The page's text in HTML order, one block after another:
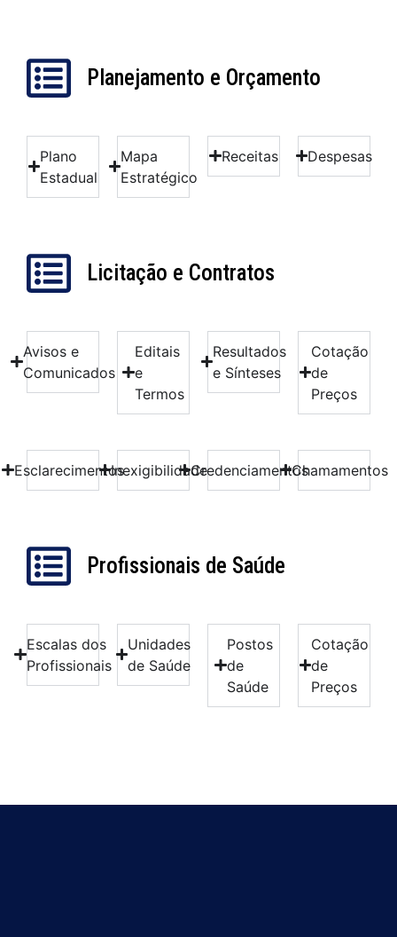
Planejamento e Orçamento
Plano
Estadual
Mapa
Estratégico
Receitas Despesas
Licitação e Contratos
Avisos e
Comunicados
Editais
e
Termos
Resultados
e Sínteses
Cotação
de
Preços
EsclarecimentosInexigibilidadeCredenciamentosChamamentos
Profissionais de Saúde
Escalas dos
Profissionais
Unidades
de Saúde
Postos
de
Saúde
Cotação
de
Preços